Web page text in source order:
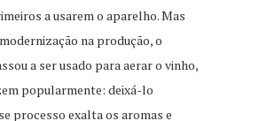
a usarem o aparelho. Mas
na produção, o
a ser usado para aerar o vinho,
popularmente: deixá-lo
processo exalta os aromas e